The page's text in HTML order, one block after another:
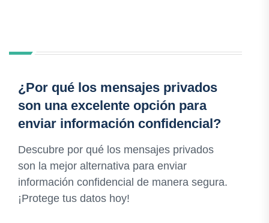
¿Por qué los mensajes privados
son una excelente opción para
enviar información confidencial?
Descubre por qué los mensajes privados
son la mejor alternativa para enviar
información confidencial de manera segura.
¡Protege tus datos hoy!